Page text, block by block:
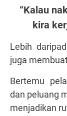
“Kalau
kira
Lebih
juga
Bertemu
dan peluang
menjadikan